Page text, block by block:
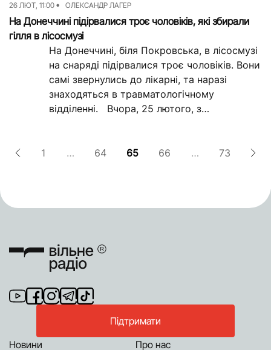
26 ЛЮТ, 11:00 ОЛЕКСАНДР ЛАГЕР
На Донеччині підірвалися троє чоловіків, які збирали
гілля в лісосмузі
На Донеччині, біля Покровська, в лісосмузі
на снаряді підірвалися троє чоловіків. Вони
самі звернулись до лікарні, та наразі
знаходяться в травматологічному
відділенні. Вчора, 25 лютого, з
1 … 64 65 66 … 73
Підтримати
Новини
Про нас